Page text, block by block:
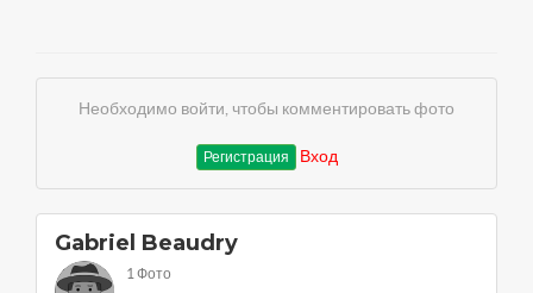
Необходимо войти, чтобы комментировать фото
Регистрация Вход
Gabriel Beaudry
1 Фото